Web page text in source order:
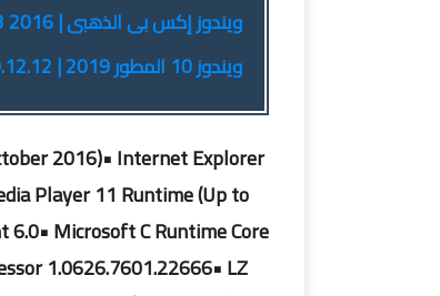
ويندوز إكس بى الذهبى | Gold Windows XP SP3 2016
ويندوز 10 المطور 2019 | Windows 10 Enterprise Integral 2019.12.12
2016)• Internet Explorer
Player 11 Runtime (Up to
Microsoft C Runtime Core
1.0626.7601.22666• LZ